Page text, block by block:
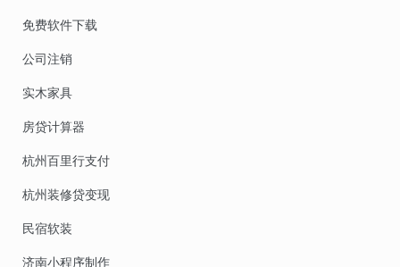
免费软件下载
公司注销
实木家具
房贷计算器
杭州百里行支付
杭州装修贷变现
民宿软装
济南小程序制作